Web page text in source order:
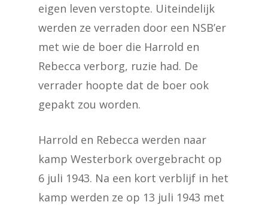
eigen leven verstopte. Uiteindelijk
werden ze verraden door een NSB’er
met wie de boer die Harrold en
Rebecca verborg, ruzie had. De
verrader hoopte dat de boer ook
gepakt zou worden.
Harrold en Rebecca werden naar
kamp Westerbork overgebracht op
6 juli 1943. Na een kort verblijf in het
kamp werden ze op 13 juli 1943 met